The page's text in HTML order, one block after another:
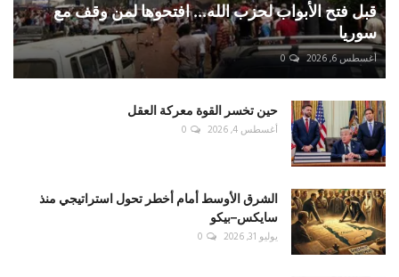
قبل فتح الأبواب لحزب الله... افتحوها لمن وقف مع
سوريا
أغسطس 6, 2026 0
حين تخسر القوة معركة العقل
أغسطس 4, 2026 0
الشرق الأوسط أمام أخطر تحول استراتيجي منذ
سايكس–بيكو
يوليو 31, 2026 0